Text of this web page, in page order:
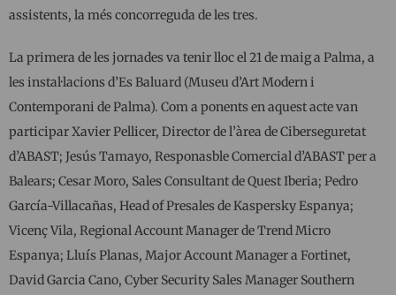
assistents, la més concorreguda de les tres.
La primera de les jornades va tenir lloc el 21 de maig a Palma, a
les instal·lacions d’Es Baluard (Museu d’Art Modern i
Contemporani de Palma). Com a ponents en aquest acte van
participar Xavier Pellicer, Director de l’àrea de Ciberseguretat
d’ABAST; Jesús Tamayo, Responasble Comercial d’ABAST per a
Balears; Cesar Moro, Sales Consultant de Quest Iberia; Pedro
García-Villacañas, Head of Presales de Kaspersky Espanya;
Vicenç Vila, Regional Account Manager de Trend Micro
Espanya; Lluís Planas, Major Account Manager a Fortinet,
David Garcia Cano, Cyber ​​Security Sales Manager Southern